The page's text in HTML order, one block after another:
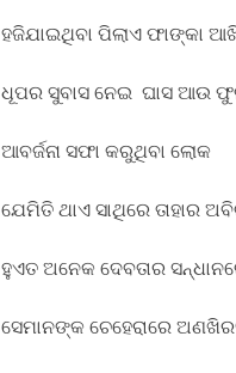
ହଜିଯାଇଥିବା ପିଲାଏ ଫାଙ୍କା
ଧୂପର ସୁବାସ ନେଇ ଘାସ ଆଉ
ଆବର୍ଜନା ସଫା କରୁଥିବା ଲୋକ
ଯେମିତି ଥାଏ ସାଥିରେ ତାହାର
ହୁଏତ ଅନେକ ଦେବତାର
ସେମାନଙ୍କ ଚେହେରାରେ